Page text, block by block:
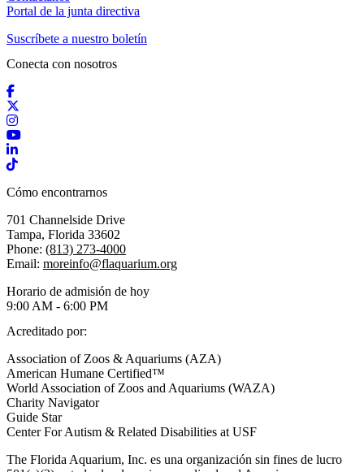
Portal de la junta directiva
Suscríbete a nuestro boletín
Conecta con nosotros
Facebook
Instagram
YouTube
LinkedIn
TikTok
Cómo encontrarnos
701 Channelside Drive
Tampa, Florida 33602
Phone: (813) 273-4000
Email: moreinfo@flaquarium.org
Horario de admisión de hoy
9:00 AM - 6:00 PM
Acreditado por:
Association of Zoos & Aquariums (AZA)
American Humane Certified™
World Association of Zoos and Aquariums (WAZA)
Charity Navigator
Guide Star
Center For Autism & Related Disabilities at USF
The Florida Aquarium, Inc. es una organización sin fines de lucro